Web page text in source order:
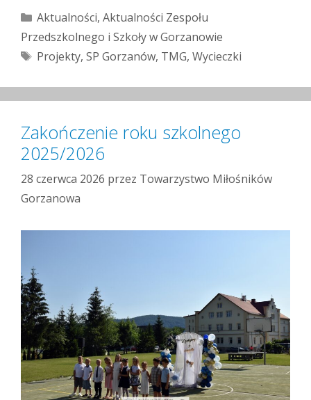
Kategorie
Aktualności, Aktualności Zespołu
Przedszkolnego i Szkoły w Gorzanowie
Tagi
Projekty, SP Gorzanów, TMG, Wycieczki
Zakończenie roku szkolnego
2025/2026
28 czerwca 2026 przez Towarzystwo Miłośników
Gorzanowa